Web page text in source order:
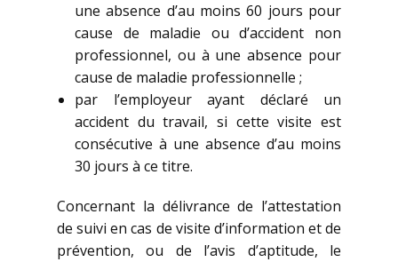
une absence d’au moins 60 jours pour
cause de maladie ou d’accident non
professionnel, ou à une absence pour
cause de maladie professionnelle ;
par l’employeur ayant déclaré un
accident du travail, si cette visite est
consécutive à une absence d’au moins
30 jours à ce titre.
Concernant la délivrance de l’attestation
de suivi en cas de visite d’information et de
prévention, ou de l’avis d’aptitude, le